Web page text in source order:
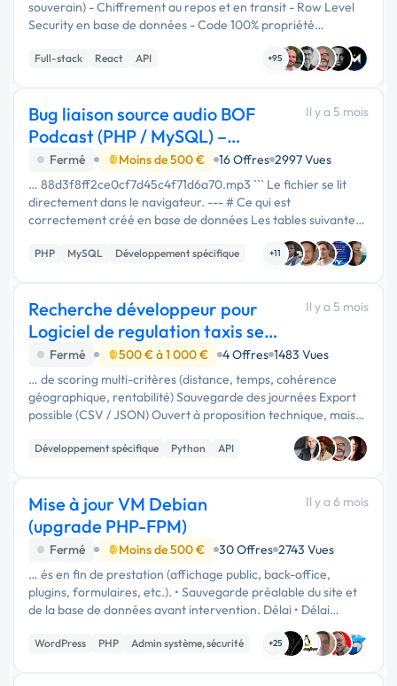
souverain) - Chiffrement au repos et en transit - Row Level
Security en base de données - Code 100% propriété
meschoix.fr (dépôt GitHub du porteur de projet) -
Documentation technique …
Full-stack React API +95
Bug liaison source audio BOF
Podcast (PHP / MySQL) –
épisode créé mais
Il y a 5 mois
Fermé Moins de 500 € 16 Offres 2997 Vues
… 88d3f8ff2ce0cf7d45c4f71d6a70.mp3 ``` Le fichier se lit
directement dans le navigateur. --- # Ce qui est
correctement créé en base de données Les tables suivantes
sont correctement remplies : ### `_c_p_episodes` L’épisode
est bien créé. ### …
PHP MySQL Développement spécifique +11
Recherche développeur pour
Logiciel de regulation taxis semi
autonome
Il y a 5 mois
Fermé 500 € à 1 000 € 4 Offres 1483 Vues
… de scoring multi-critères (distance, temps, cohérence
géographique, rentabilité) Sauvegarde des journées Export
possible (CSV / JSON) Ouvert à proposition technique, mais
idéalement : Backend Python (FastAPI) Moteur d’optimisation
(OR-Tools …
Développement spécifique Python API
Mise à jour VM Debian
(upgrade PHP-FPM)
Il y a 6 mois
Fermé Moins de 500 € 30 Offres 2743 Vues
… és en fin de prestation (affichage public, back-office,
plugins, formulaires, etc.). • Sauvegarde préalable du site et
de la base de données avant intervention. Délai • Délai
d’exécution : 15 jours calendaires à compter de la validation
de la …
WordPress PHP Admin système, sécurité +25